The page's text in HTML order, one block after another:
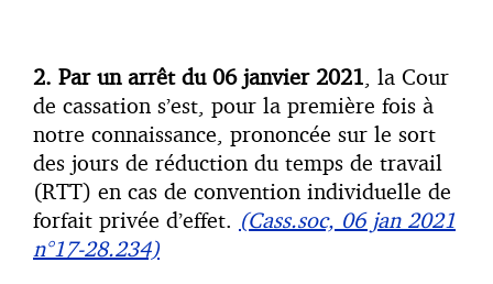
2. Par un arrêt du 06 janvier 2021, la Cour
de cassation s’est, pour la première fois à
notre connaissance, prononcée sur le sort
des jours de réduction du temps de travail
(RTT) en cas de convention individuelle de
forfait privée d’effet. (Cass.soc, 06 jan 2021
n°17-28.234)